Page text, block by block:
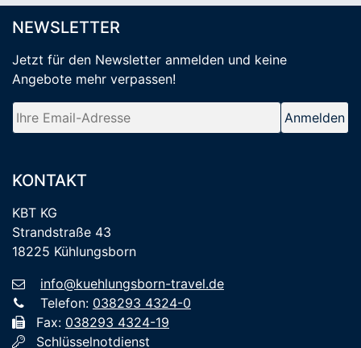
NEWSLETTER
Jetzt für den Newsletter anmelden und keine
Angebote mehr verpassen!
KONTAKT
KBT KG
Strandstraße 43
18225 Kühlungsborn
info@kuehlungsborn-travel.de
Telefon: 038293 4324-0
Fax: 038293 4324-19
Schlüsselnotdienst